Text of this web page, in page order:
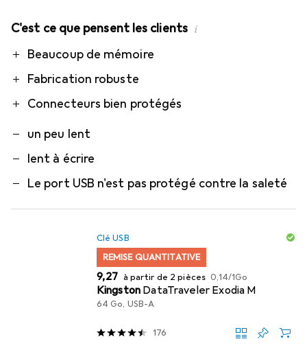
C'est ce que pensent les clients i
ProBeaucoup de mémoire
Fabrication robuste
Connecteurs bien protégés
Contre
un peu lent
lent à écrire
Le port USB n'est pas protégé contre la saleté
Clé USB
REMISE QUANTITATIVE
EUR
9,27 à partir de 2 pièces EUR
0,14/1Go
Kingston DataTraveler Exodia M
64 Go, USB-A
176